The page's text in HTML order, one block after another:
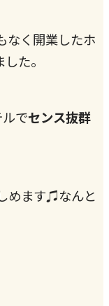
なく開業したホ
た。
でセンス抜群
めます♫なんと